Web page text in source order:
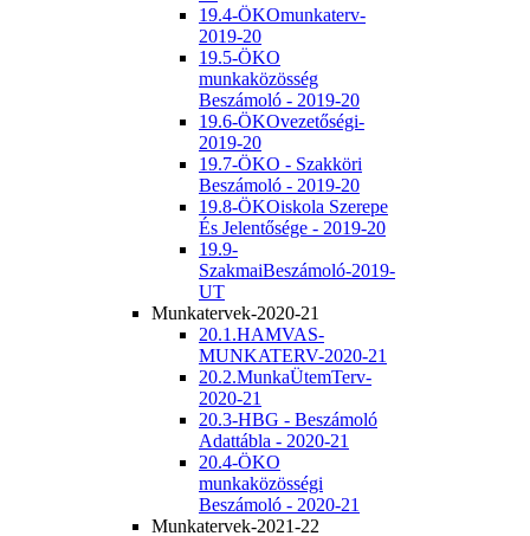
19.4-ÖKOmunkaterv-
2019-20
19.5-ÖKO
munkaközösség
Beszámoló - 2019-20
19.6-ÖKOvezetőségi-
2019-20
19.7-ÖKO - Szakköri
Beszámoló - 2019-20
19.8-ÖKOiskola Szerepe
És Jelentősége - 2019-20
19.9-
SzakmaiBeszámoló-2019-
UT
Munkatervek-2020-21
20.1.HAMVAS-
MUNKATERV-2020-21
20.2.MunkaÜtemTerv-
2020-21
20.3-HBG - Beszámoló
Adattábla - 2020-21
20.4-ÖKO
munkaközösségi
Beszámoló - 2020-21
Munkatervek-2021-22